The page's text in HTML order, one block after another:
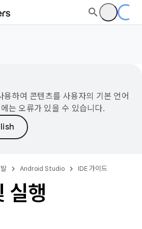
하여 콘텐츠를 사용자의 기본 언어
는 오류가 있을 수 있습니다.
Android Studio IDE 가이드
실행